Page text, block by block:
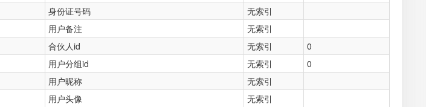
身份证号码
无索引
用户备注
无索引
合伙人id 无索引
0
用户分组id 无索引
0
用户昵称
无索引
用户头像
无索引